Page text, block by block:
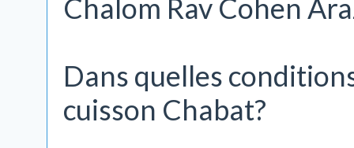
Chalom Rav Cohen
Dans quelles
cuisson Chabat?